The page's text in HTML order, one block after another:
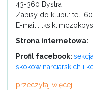
43-360 Bystra
Zapisy do klubu: tel.
E-mail.:
Strona internetowa:
Profil facebook:
skoków narciarskich i
przeczytaj więcej